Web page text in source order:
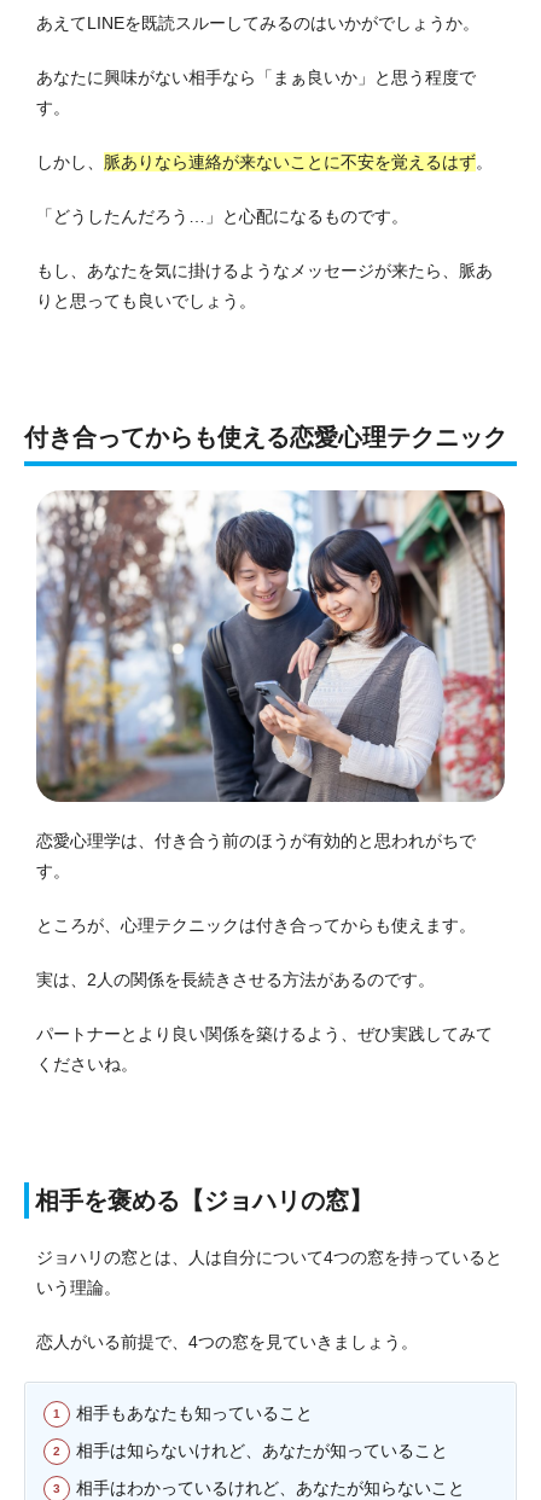
あえてLINEを既読スルーしてみるのはいかがでしょうか。
あなたに興味がない相手なら「まぁ良いか」と思う程度で
す。
しかし、 脈ありなら連絡が来ないことに不安を覚えるはず。
「どうしたんだろう…」と心配になるものです。
もし、あなたを気に掛けるようなメッセージが来たら、脈あ
りと思っても良いでしょう。
付き合ってからも使える恋愛心理テクニック
恋愛心理学は、付き合う前のほうが有効的と思われがちで
す。
ところが、心理テクニックは付き合ってからも使えます。
実は、2人の関係を長続きさせる方法があるのです。
パートナーとより良い関係を築けるよう、ぜひ実践してみて
くださいね。
相手を褒める【ジョハリの窓】
ジョハリの窓とは、人は自分について4つの窓を持っていると
いう理論。
恋人がいる前提で、4つの窓を見ていきましょう。
相手もあなたも知っていること
相手は知らないけれど、あなたが知っていること
相手はわかっているけれど、あなたが知らないこと